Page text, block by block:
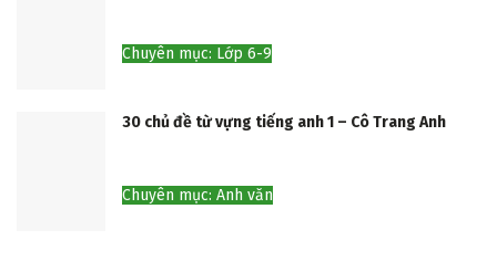
Chuyên mục: Lớp 6-9
30 chủ đề từ vựng tiếng anh 1 – Cô Trang Anh
Chuyên mục: Anh văn